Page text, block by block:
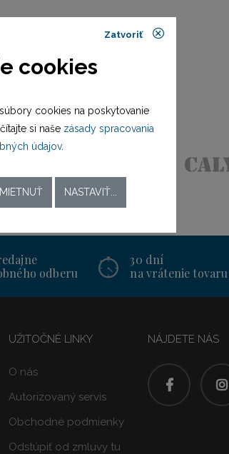
odberu
30 dní
na vrátenie tovaru
UŽITOČNÉ LINKY
O nás
Autorizovaný servis
Obchodné podmienky
Odstúpiť od zmluvy tu
NÁJDETE NÁS
Zatvoriť
cookies
cookies na poskytovanie
si naše zásady spracovania
údajov.
NASTAVIŤ...